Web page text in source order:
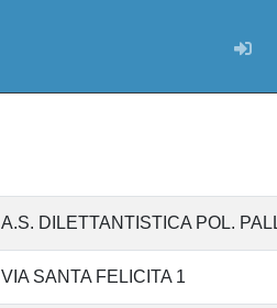
A.S. DILETTANTISTICA POL.
VIA SANTA FELICITA 1